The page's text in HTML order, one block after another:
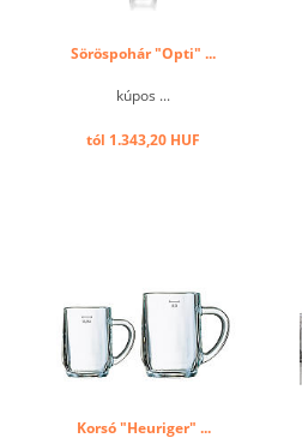
Söröspohár "Opti" ...
kúpos ...
tól 1.343,20 HUF
Korsó "Heuriger" ...